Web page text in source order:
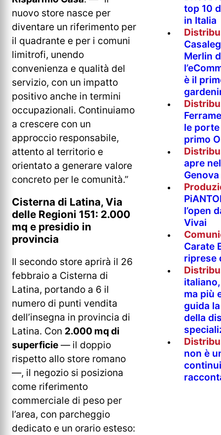
nuovo store nasce per
diventare un riferimento per
il quadrante e per i comuni
limitrofi, unendo
convenienza e qualità del
servizio, con un impatto
positivo anche in termini
occupazionali. Continuiamo
a crescere con un
approccio responsabile,
attento al territorio e
orientato a generare valore
concreto per le comunità.”
Cisterna di Latina, Via
delle Regioni 151: 2.000
mq e presidio in
provincia
Il secondo store aprirà il 26
febbraio a Cisterna di
Latina, portando a 6 il
numero di punti vendita
dell’insegna in provincia di
Latina. Con 2.000 mq di
superficie — il doppio
rispetto allo store romano
—, il negozio si posiziona
come riferimento
commerciale di peso per
l’area, con parcheggio
dedicato e un orario esteso:
top 10
in Italia
Merlin
è il
le
primo
apre
Genova
l’open
Vivai
Carate
riprese
ma più
guida
della
non è